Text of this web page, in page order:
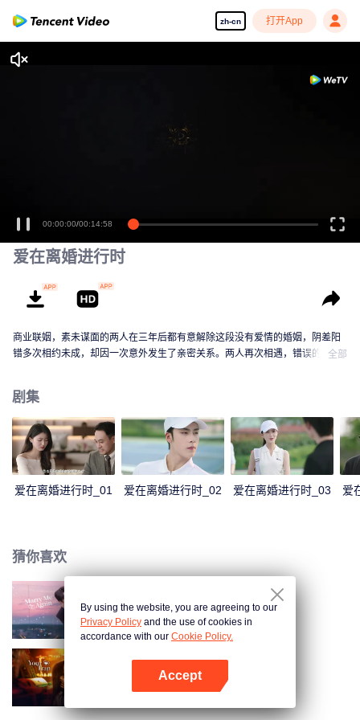
zh-cn 打开App
00:00:00/00:14:58
爱在离婚进行时
商业联姻，素未谋面的两人在三年后都有意解除这段没有爱情的婚姻，阴差阳
错多次相约未成，却因一次意外发生了亲密关系。两人再次相遇，错误的情感
全部
剧集
爱在离婚进行时_01 爱在离婚进行时_02 爱在离婚进行时_03 爱
猜你喜欢
请再和我结婚吧
步步深陷
By using the website, you are agreeing to our
Privacy Policy and the use of cookies in
accordance with our Cookie Policy.
Accept